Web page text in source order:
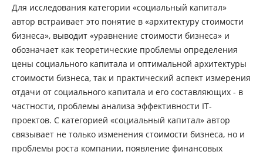
Для исследования категории «социальный капитал»
автор встраивает это понятие в «архитектуру стоимости
бизнеса», выводит «уравнение стоимости бизнеса» и
обозначает как теоретические проблемы определения
цены социального капитала и оптимальной архитектуры
стоимости бизнеса, так и практический аспект измерения
отдачи от социального капитала и его составляющих - в
частности, проблемы анализа эффективности IT-
проектов. С категорией «социальный капитал» автор
связывает не только изменения стоимости бизнеса, но и
проблемы роста компании, появление финансовых